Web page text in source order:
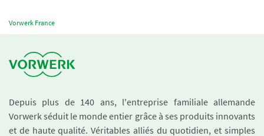
Vorwerk France
Depuis plus de 140 ans, l'entreprise familiale allemande
Vorwerk séduit le monde entier grâce à ses produits innovants
et de haute qualité. Véritables alliés du quotidien, et simples